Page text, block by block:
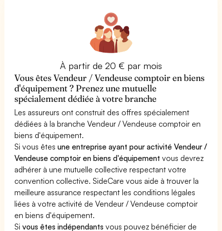
À partir de 20 € par mois
Vous êtes Vendeur / Vendeuse comptoir en biens
d'équipement ? Prenez une mutuelle
spécialement dédiée à votre branche
Les assureurs ont construit des offres spécialement
dédiées à la branche Vendeur / Vendeuse comptoir en
biens d'équipement.
Si vous êtesune entreprise ayant pour activité Vendeur /
Vendeuse comptoir en biens d'équipement vous devrez
adhérer à une mutuelle collective respectant votre
convention collective. SideCare vous aide à trouver la
meilleure assurance respectant les conditions légales
liées à votre activité de Vendeur / Vendeuse comptoir
en biens d'équipement.
Sivous êtes indépendants vous pouvez bénéficier de